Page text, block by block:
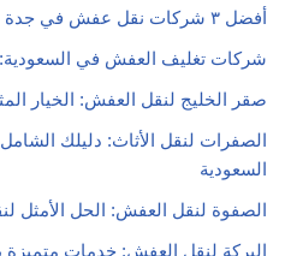
أفضل ٣ شركات نقل عفش في جدة لعام ٢٠٢٥ م
شركات تغليف العفش في السعودية:
صقر الخليج لنقل العفش: الخيار
الصفرات لنقل الأثاث: دليلك
السعودية
الصفوة لنقل العفش: الحل الأمثل
البركة لنقل العفش: خدمات متميزة